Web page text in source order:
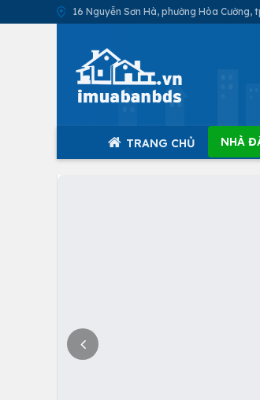
16 Nguyễn Sơn Hà, phường Hòa Cường,
TRANG CHỦ NHÀ